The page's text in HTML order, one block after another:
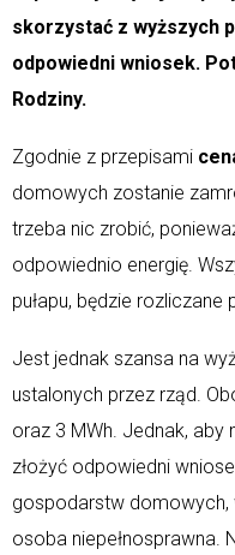
skorzystać z wyższych
odpowiedni wniosek.
Rodziny.
Zgodnie z przepisami
domowych zostanie
trzeba nic zrobić,
odpowiednio energię.
pułapu, będzie rozliczane
Jest jednak szansa na
ustalonych przez rząd.
oraz 3 MWh. Jednak,
złożyć odpowiedni
gospodarstw domowych,
osoba niepełnosprawna.